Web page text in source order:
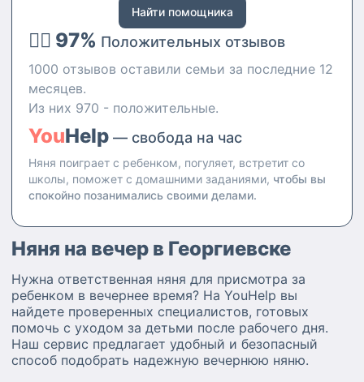
Найти помощника
👍🏻 97% Положительных отзывов
1000 отзывов оставили семьи за последние 12
месяцев.
Из них 970 - положительные.
YouHelp — свобода на час
Няня поиграет с ребенком, погуляет, встретит со
школы, поможет с домашними заданиями, чтобы вы
спокойно позанимались своими делами.
Няня на вечер в Георгиевске
Нужна ответственная няня для присмотра за
ребенком в вечернее время? На YouHelp вы
найдете проверенных специалистов, готовых
помочь с уходом за детьми после рабочего дня.
Наш сервис предлагает удобный и безопасный
способ подобрать надежную вечернюю няню.